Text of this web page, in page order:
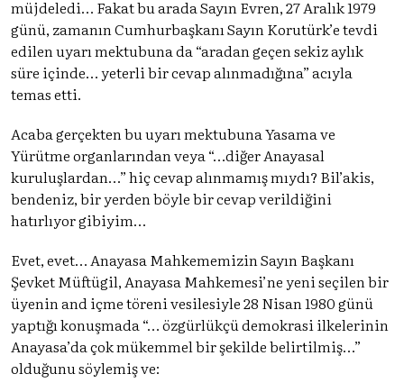
müjdeledi… Fakat bu arada Sayın Evren, 27 Aralık 1979
günü, zamanın Cumhurbaşkanı Sayın Korutürk’e tevdi
edilen uyarı mektubuna da “aradan geçen sekiz aylık
süre içinde… yeterli bir cevap alınmadığına” acıyla
temas etti.
Acaba gerçekten bu uyarı mektubuna Yasama ve
Yürütme organlarından veya “…diğer Anayasal
kuruluşlardan…” hiç cevap alınmamış mıydı? Bil’akis,
bendeniz, bir yerden böyle bir cevap verildiğini
hatırlıyor gibiyim…
Evet, evet… Anayasa Mahkememizin Sayın Başkanı
Şevket Müftügil, Anayasa Mahkemesi’ne yeni seçilen bir
üyenin and içme töreni vesilesiyle 28 Nisan 1980 günü
yaptığı konuşmada “… özgürlükçü demokrasi ilkelerinin
Anayasa’da çok mükemmel bir şekilde belirtilmiş…”
olduğunu söylemiş ve: